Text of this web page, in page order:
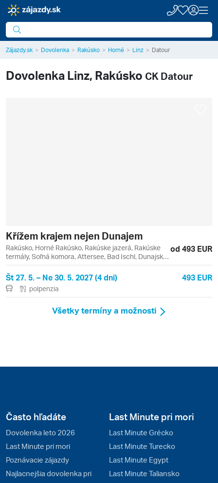
Zájazdy.sk Dovolenka Rakúsko Horné Linz Datour
Dovolenka Linz, Rakúsko CK Datour
Křížem krajem nejen Dunajem
Rakúsko, Horné Rakúsko, Rakúske jazerá, Rakúske
termály, Soľná komora, Attersee, Bad Ischl, Dunajská
stezka, Hipping, Linz, Sankt Georgen im Attergau,
Schärding, Steyr, Wolfgangsee
od 493 EUR
Št 27. 5. – Ne 30. 5. 2027 (4 dni) 493 EUR
polpenzia
Všetky termíny a možnosti
Často hľadáte
Dovolenka leto 2026
Last Minute pri mori
Poznávacie zájazdy
Najlacnejšia dovolenka pri
Last Minute pri mori
Last Minute Grécko
Last Minute Turecko
Last Minute Egypt
Last Minute Taliansko